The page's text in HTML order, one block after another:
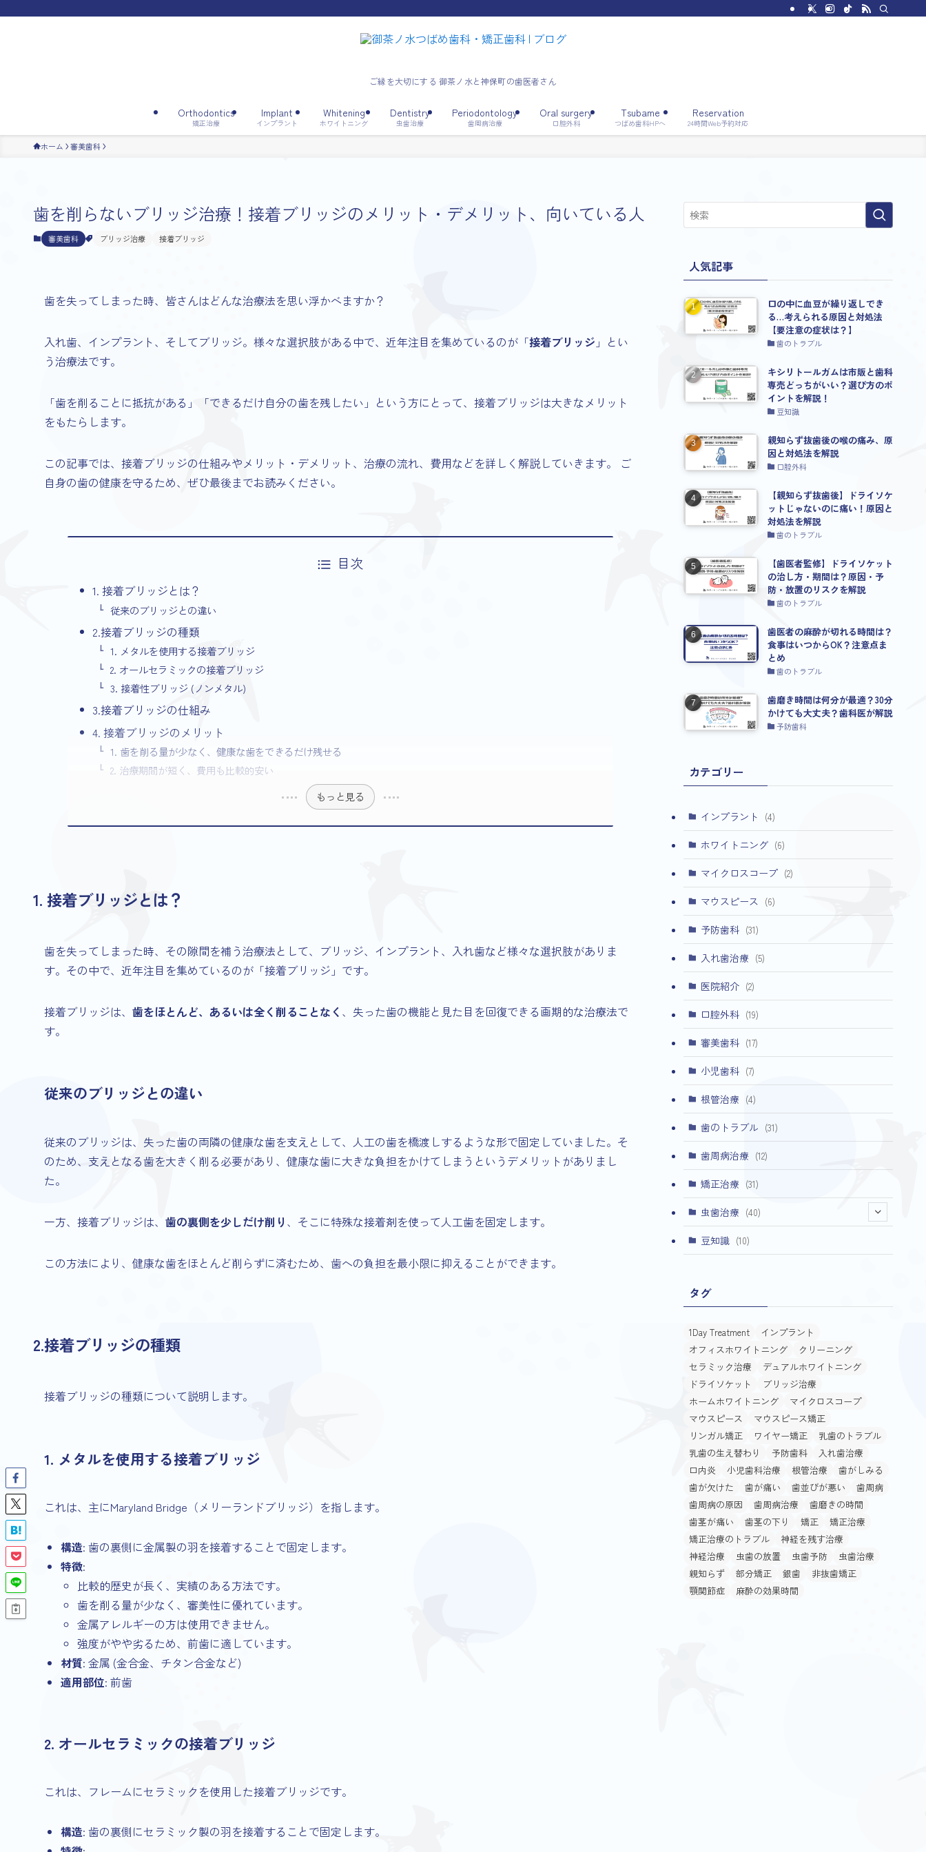
ご縁を大切にする 御茶ノ水と神保町の歯医者さん
Orthodontics
矯正治療
Implant
インプラント
Whitening
ホワイトニング
Dentistry
虫歯治療
Periodontology
歯周病治療
Oral surgery
口腔外科
Tsubame
つばめ歯科HPへ
Reservation
24時間Web予約対応
ホーム 審美歯科
歯を削らないブリッジ治療！接着ブリッジのメリット・デメリット、向いている人
審美歯科 ブリッジ治療 接着ブリッジ
歯を失ってしまった時、皆さんはどんな治療法を思い浮かべますか？
入れ歯、インプラント、そしてブリッジ。様々な選択肢がある中で、近年注目を集めているのが「接着ブリッジ 」とい
う治療法です。
「歯を削ることに抵抗がある」「できるだけ自分の歯を残したい」という方にとって、接着ブリッジは大きなメリット
をもたらします。
この記事では、接着ブリッジの仕組みやメリット・デメリット、治療の流れ、費用などを詳しく解説していきます。 ご
自身の歯の健康を守るため、ぜひ最後までお読みください。
目次
1. 接着ブリッジとは？
従来のブリッジとの違い
2.接着ブリッジの種類
1. メタルを使用する接着ブリッジ
2. オールセラミックの接着ブリッジ
3. 接着性ブリッジ (ノンメタル)
3.接着ブリッジの仕組み
4. 接着ブリッジのメリット
1. 歯を削る量が少なく、健康な歯をできるだけ残せる
2. 治療期間が短く、費用も比較的安い
もっと見る
1. 接着ブリッジとは？
歯を失ってしまった時、その隙間を補う治療法として、ブリッジ、インプラント、入れ歯など様々な選択肢がありま
す。その中で、近年注目を集めているのが「接着ブリッジ」です。
接着ブリッジは、 歯をほとんど、あるいは全く削ることなく 、失った歯の機能と見た目を回復できる画期的な治療法で
す。
従来のブリッジとの違い
従来のブリッジは、失った歯の両隣の健康な歯を支えとして、人工の歯を橋渡しするような形で固定していました。そ
のため、支えとなる歯を大きく削る必要があり、健康な歯に大きな負担をかけてしまうというデメリットがありまし
た。
一方、接着ブリッジは、 歯の裏側を少しだけ削り 、そこに特殊な接着剤を使って人工歯を固定します。
この方法により、健康な歯をほとんど削らずに済むため、歯への負担を最小限に抑えることができます。
2.接着ブリッジの種類
接着ブリッジの種類について説明します。
1. メタルを使用する接着ブリッジ
これは、主にMaryland Bridge（メリーランドブリッジ）を指します。
構造: 歯の裏側に金属製の羽を接着することで固定します。
特徴:
比較的歴史が長く、実績のある方法です。
歯を削る量が少なく、審美性に優れています。
金属アレルギーの方は使用できません。
強度がやや劣るため、前歯に適しています。
材質: 金属 (金合金、チタン合金など)
適用部位: 前歯
2. オールセラミックの接着ブリッジ
これは、フレームにセラミックを使用した接着ブリッジです。
構造: 歯の裏側にセラミック製の羽を接着することで固定します。
人気記事
口の中に血豆が繰り返しでき
る…考えられる原因と対処法
【要注意の症状は？】
歯のトラブル
キシリトールガムは市販と歯科
専売どっちがいい？選び方のポ
イントを解説！
豆知識
親知らず抜歯後の喉の痛み、原
因と対処法を解説
口腔外科
【親知らず抜歯後】ドライソケ
ットじゃないのに痛い！原因と
対処法を解説
歯のトラブル
【歯医者監修】ドライソケット
の治し方・期間は？原因・予
防・放置のリスクを解説
歯のトラブル
歯医者の麻酔が切れる時間は？
食事はいつからOK？注意点ま
とめ
歯のトラブル
歯磨き時間は何分が最適？30分
かけても大丈夫？歯科医が解説
予防歯科
カテゴリー
インプラント (4)
ホワイトニング (6)
マイクロスコープ (2)
マウスピース (6)
予防歯科 (31)
入れ歯治療 (5)
医院紹介 (2)
口腔外科 (19)
審美歯科 (17)
小児歯科 (7)
根管治療 (4)
歯のトラブル (31)
歯周病治療 (12)
矯正治療 (31)
虫歯治療 (40)
豆知識 (10)
タグ
1Day Treatment
インプラント
オフィスホワイトニング
クリーニング
セラミック治療
デュアルホワイトニング
ドライソケット
ブリッジ治療
ホームホワイトニング
マイクロスコープ
マウスピース
マウスピース矯正
リンガル矯正
ワイヤー矯正
乳歯のトラブル
乳歯の生え替わり
予防歯科
入れ歯治療
口内炎
小児歯科治療 根管治療
歯がしみる
歯が欠けた
歯が痛い 歯並びが悪い
歯周病
歯周病の原因
歯周病治療
歯磨きの時間
歯茎が痛い
歯茎の下り 矯正
矯正治療
矯正治療のトラブル
神経を残す治療
神経治療
虫歯の放置 虫歯予防
虫歯治療
親知らず
部分矯正 銀歯
非抜歯矯正
顎関節症
麻酔の効果時間